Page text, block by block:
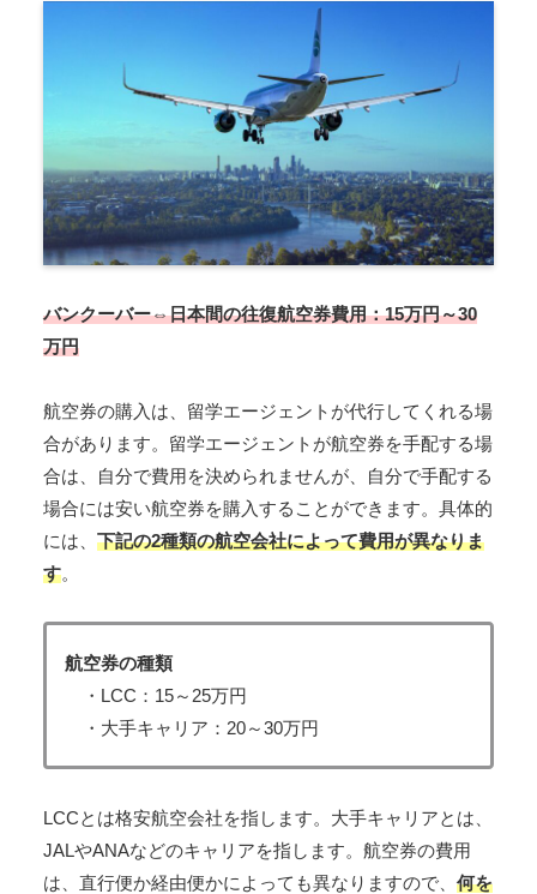
バンクーバー⇔日本間の往復航空券費用：15万円～30
万円
航空券の購入は、留学エージェントが代行してくれる場
合があります。留学エージェントが航空券を手配する場
合は、自分で費用を決められませんが、自分で手配する
場合には安い航空券を購入することができます。具体的
には、 下記の2種類の航空会社によって費用が異なりま
す。
航空券の種類
・LCC：15～25万円
・大手キャリア：20～30万円
LCCとは格安航空会社を指します。大手キャリアとは、
JALやANAなどのキャリアを指します。航空券の費用
は、直行便か経由便かによっても異なりますので、 何を